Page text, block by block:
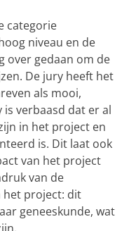
categorie
niveau en de
over gedaan om de
De jury heeft het
als mooi,
verbaasd dat er al
in het project en
is. Dit laat ook
van het project
van de
het project: dit
geneeskunde, wat
haar